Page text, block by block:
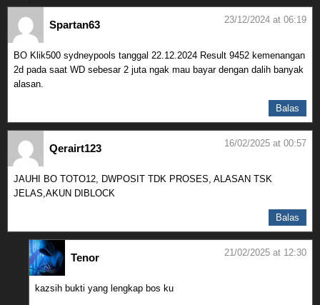
Spartan63 23/12/2024 at 06:19
BO Klik500 sydneypools tanggal 22.12.2024 Result 9452 kemenangan
2d pada saat WD sebesar 2 juta ngak mau bayar dengan dalih banyak
alasan.
Balas
Qerairt123 16/02/2025 at 00:57
JAUHI BO TOTO12, DWPOSIT TDK PROSES, ALASAN TSK
JELAS,AKUN DIBLOCK
Balas
Tenor 21/02/2025 at 12:30
kazsih bukti yang lengkap bos ku